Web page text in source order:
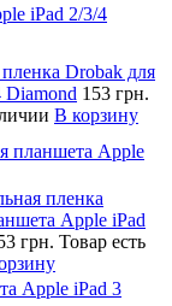
iPad 2/3/4
Drobak для
Diamond 153 грн.
В корзину
планшета Apple
пленка
Apple iPad
грн. Товар есть
Apple iPad 3